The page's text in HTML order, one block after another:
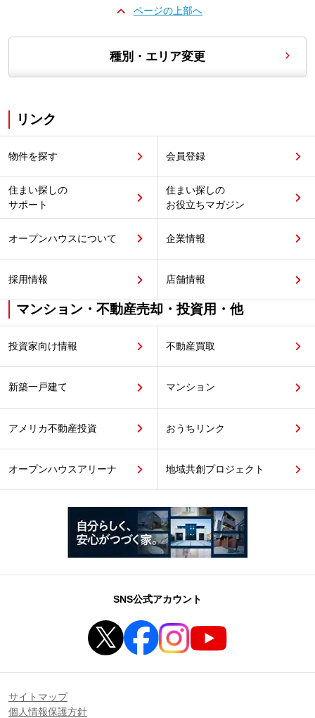
ページの上部へ
種別・エリア変更
リンク
物件を探す 会員登録
住まい探しの
サポート
住まい探しの
お役立ちマガジン
オープンハウスについて 企業情報
採用情報 店舗情報
マンション・不動産売却・投資用・他
投資家向け情報 不動産買取
新築一戸建て マンション
アメリカ不動産投資 おうちリンク
オープンハウスアリーナ 地域共創プロジェクト
SNS公式アカウント
サイトマップ
個人情報保護方針